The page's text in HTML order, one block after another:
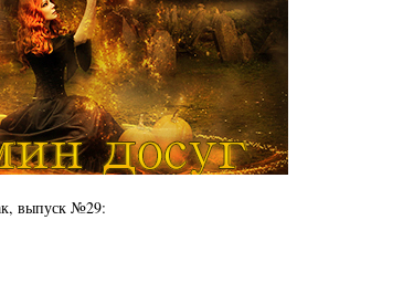
выпуск №29: